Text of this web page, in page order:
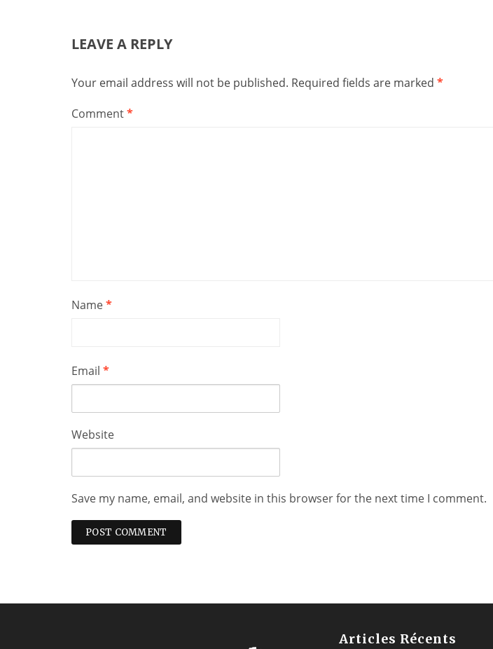
LEAVE A REPLY
Your email address will not be published. Required fields are marked *
Comment*
Name*
Email *
Website
Save my name, email, and website in this browser for the next time I comment.
Articles Récents